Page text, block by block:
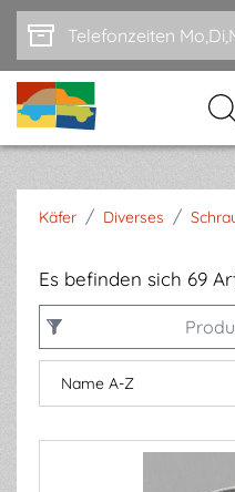
Zum Hauptinhalt springen
Käfer / Diverses /
Es befinden sich 69